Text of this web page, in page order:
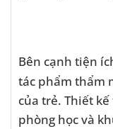
Bên cạnh tiện
tác phẩm thẩm
của trẻ. Thiết
phòng học và